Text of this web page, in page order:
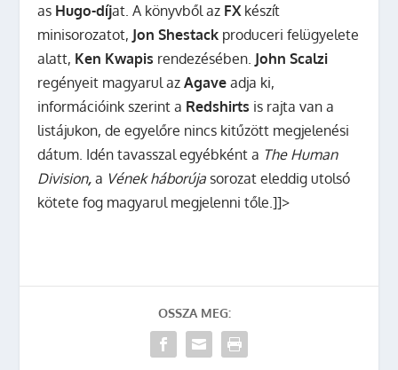
as Hugo-díjat. A könyvből az FX készít
minisorozatot, Jon Shestack produceri felügyelete
alatt, Ken Kwapis rendezésében. John Scalzi
regényeit magyarul azAgave adja ki,
információink szerint a Redshirts is rajta van a
listájukon, de egyelőre nincs kitűzött megjelenési
dátum. Idén tavasszal egyébként a The Human
Division, a Vének háborúja sorozat eleddig utolsó
kötete fog magyarul megjelenni tőle.]]>
OSSZA MEG: